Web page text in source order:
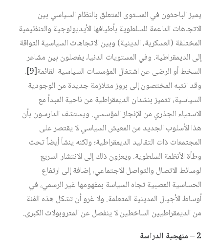
يميز الباحثون في المستوى المتعلق بالنظام السياسي بين
الاتجاهات الداعمة للسلطوية بأطيافها الأيديولوجية والتنظيمية
المختلفة (العسكرية، الدينية) وبين الاتجاهات السياسية التواقة
إلى الديمقراطية. وفي المستويات الدنيا، يفصلون بين مشاعر
السخط أو الرضى عن اشتغال المؤسسات السياسية القائمة‏[9]
.
وقد انتبه المختصون إلى بروز متلازمة جديدة من الوجودية
السياسية، تتميز بنشدان الديمقراطية من ناحية المبدأ مع
الاستياء الجذري من الإنجاز المؤسسي. ويستشف الدارسون بأن
هذا الأسلوب الجديد من المعيش السياسي لا يقتصر على
المجتمعات ذات التقاليد الديمقراطية؛ ولكنه ينشأ أيضاً تحت
وطأة الأنظمة السلطوية. ويعزون ذلك إلى الانتشار السريع
لوسائط الاتصال والتواصل الاجتماعي، إضافة إلى ارتفاع
الحساسية العصبية تجاه السياسة بمفهومها غير الرسمي، في
أوساط الأجيال المدينية المتعلمة. ولا غرو أن تشكل هذه الفئة
من الديمقراطيين الساخطين لا ينفصل عن المتروبولات الكبرى.
2 – منهجية الدراسة